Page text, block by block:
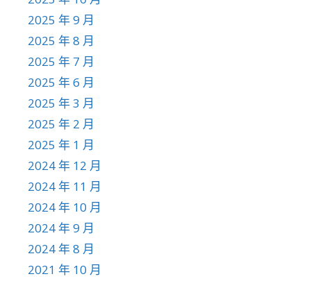
2025 年 9 月
2025 年 8 月
2025 年 7 月
2025 年 6 月
2025 年 3 月
2025 年 2 月
2025 年 1 月
2024 年 12 月
2024 年 11 月
2024 年 10 月
2024 年 9 月
2024 年 8 月
2021 年 10 月